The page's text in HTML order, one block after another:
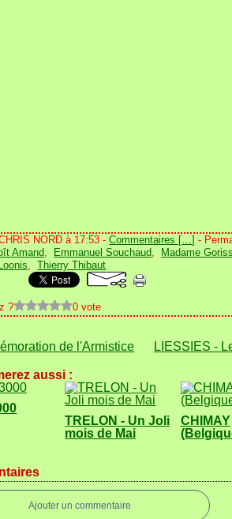
NORD à 17:53 -Commentaires […] -
Amand, Emmanuel Souchaud, Madame
,Thierry Thibaut
? 0 vote
de l'Armistice LIESSIES -
aussi :
TRELON - Un Joli
mois de Mai
CHIMAY
Ajouter un commentaire